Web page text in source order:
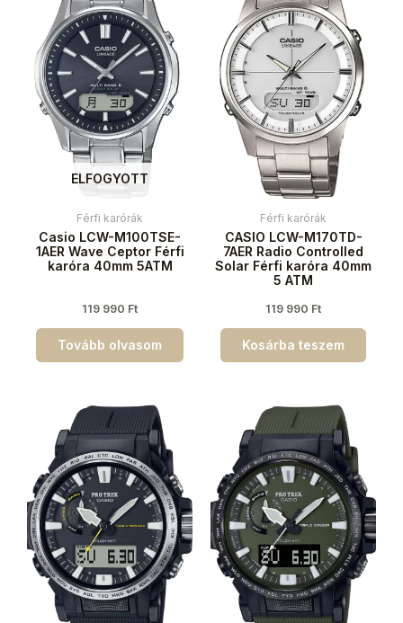
ELFOGYOTT
Férfi karórák
Casio LCW-M100TSE-
1AER Wave Ceptor Férfi
karóra 40mm 5ATM
119 990 Ft
Tovább olvasom
Férfi karórák
CASIO LCW-M170TD-
7AER Radio Controlled
Solar Férfi karóra 40mm
5 ATM
119 990 Ft
Kosárba teszem